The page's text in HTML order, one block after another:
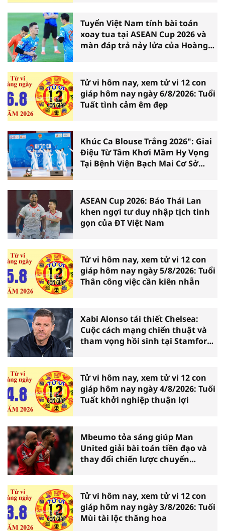
Tuyển Việt Nam tính bài toán
xoay tua tại ASEAN Cup 2026 và
màn đáp trả nảy lửa của Hoàng
Tử vi hôm nay, xem tử vi 12 con
giáp hôm nay ngày 6/8/2026: Tuổi
Tuất tình cảm êm đẹp
Khúc Ca Blouse Trắng 2026": Giai
Điệu Từ Tâm Khơi Mầm Hy Vọng
Tại Bệnh Viện Bạch Mai Cơ Sở
ASEAN Cup 2026: Báo Thái Lan
khen ngợi tư duy nhập tịch tinh
gọn của ĐT Việt Nam
Tử vi hôm nay, xem tử vi 12 con
giáp hôm nay ngày 5/8/2026: Tuổi
Thân công việc cần kiên nhẫn
Xabi Alonso tái thiết Chelsea:
Cuộc cách mạng chiến thuật và
tham vọng hồi sinh tại Stamford
Tử vi hôm nay, xem tử vi 12 con
giáp hôm nay ngày 4/8/2026: Tuổi
Tuất khởi nghiệp thuận lợi
Mbeumo tỏa sáng giúp Man
United giải bài toán tiền đạo và
thay đổi chiến lược chuyển
Tử vi hôm nay, xem tử vi 12 con
giáp hôm nay ngày 3/8/2026: Tuổi
Mùi tài lộc thăng hoa